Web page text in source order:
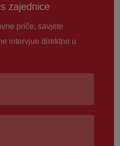
zajednice
priče, savjete
intervjue direktno u